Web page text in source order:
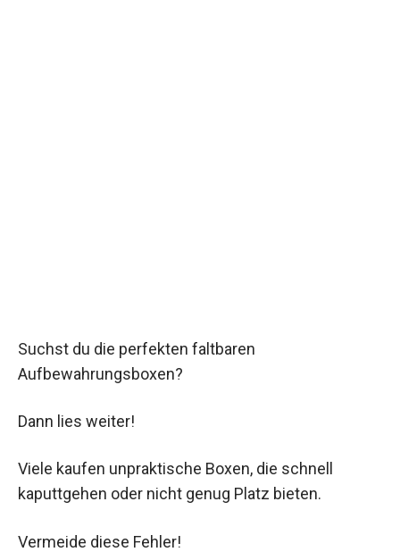
Suchst du die perfekten faltbaren
Aufbewahrungsboxen?
Dann lies weiter!
Viele kaufen unpraktische Boxen, die schnell
kaputtgehen oder nicht genug Platz bieten.
Vermeide diese Fehler!